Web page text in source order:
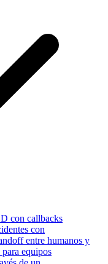
con callbacks
con
entre humanos y
equipos